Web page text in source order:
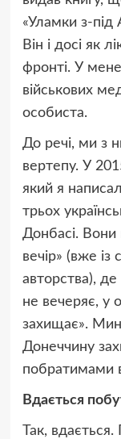
«Уламки з-під
Він і досі як
фронті. У
військових
особиста.
До речі, ми з
вертепу. У
який я
трьох
Донбасі.
вечір» (вже із
авторства),
не вечеряє, у
захищає».
Донеччину
побратимами
Вдається
Так, вдається.